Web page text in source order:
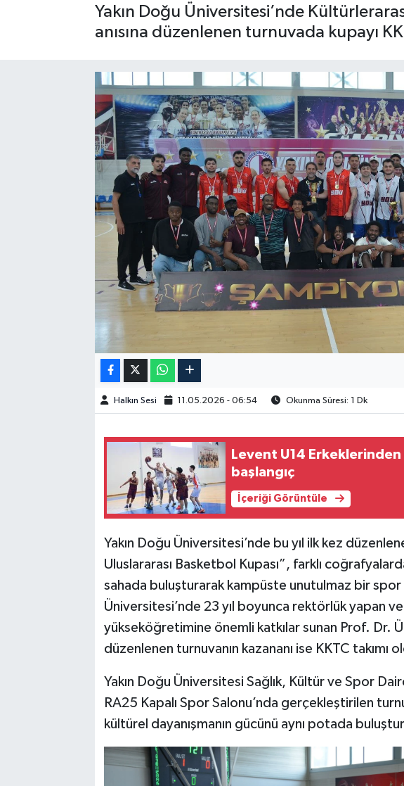
Yakın Doğu Üniversitesi’nde
anısına düzenlenen turnuvada kupayı
Halkın Sesi 11.05.2026 - 06:54 Okunma Süresi: 1 Dk
Levent U14 Erkeklerinden
başlangıç
İçeriği Görüntüle
Yakın Doğu Üniversitesi’nde bu yıl ilk kez
Uluslararası Basketbol Kupası”, farklı
sahada buluşturarak kampüste unutulmaz bir spor
Üniversitesi’nde 23 yıl boyunca rektörlük yapan
yükseköğretimine önemli katkılar sunan Prof. Dr.
düzenlenen turnuvanın kazananı ise KKTC takımı
Yakın Doğu Üniversitesi Sağlık, Kültür ve Spor
RA25 Kapalı Spor Salonu’nda gerçekleştirilen
kültürel dayanışmanın gücünü aynı potada